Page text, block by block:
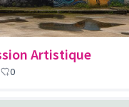
Artistique
0